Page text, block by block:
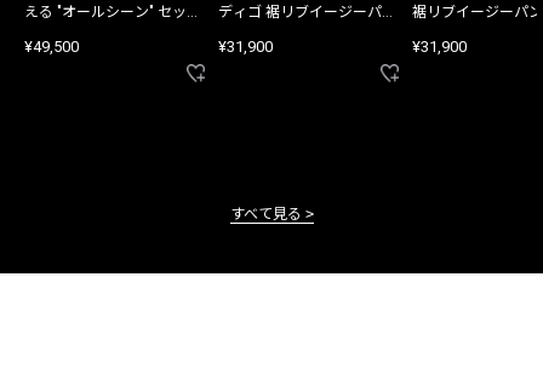
える "オールシーン" セット
¥49,500
ディゴ 裾リブイージーパン
¥31,900
裾リブイージーパ
¥31,900
すべて見る